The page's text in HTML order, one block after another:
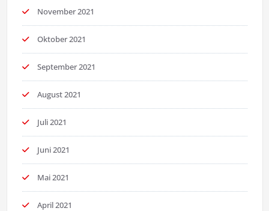
November 2021
Oktober 2021
September 2021
August 2021
Juli 2021
Juni 2021
Mai 2021
April 2021